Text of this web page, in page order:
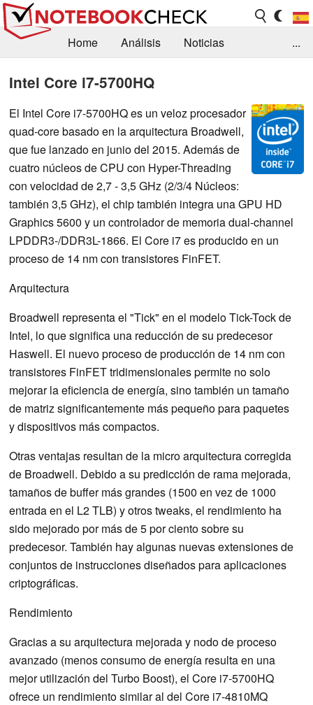
Home Análisis
Noticias
Contacto
...
Intel Core i7-5700HQ
El Intel Core i7-5700HQ es un veloz procesador
quad-core basado en la arquitectura Broadwell,
que fue lanzado en junio del 2015. Además de
cuatro núcleos de CPU con Hyper-Threading
con velocidad de 2,7 - 3,5 GHz (2/3/4 Núcleos:
también 3,5 GHz), el chip también integra una GPU HD
Graphics 5600 y un controlador de memoria dual-channel
LPDDR3-/DDR3L-1866. El Core i7 es producido en un
proceso de 14 nm con transistores FinFET.
Arquitectura
Broadwell representa el "Tick" en el modelo Tick-Tock de
Intel, lo que significa una reducción de su predecesor
Haswell. El nuevo proceso de producción de 14 nm con
transistores FinFET tridimensionales permite no solo
mejorar la eficiencia de energía, sino también un tamaño
de matriz significantemente más pequeño para paquetes
y dispositivos más compactos.
Otras ventajas resultan de la micro arquitectura corregida
de Broadwell. Debido a su predicción de rama mejorada,
tamaños de buffer más grandes (1500 en vez de 1000
entrada en el L2 TLB) y otros tweaks, el rendimiento ha
sido mejorado por más de 5 por ciento sobre su
predecesor. También hay algunas nuevas extensiones de
conjuntos de instrucciones diseñados para aplicaciones
criptográficas.
Rendimiento
Gracias a su arquitectura mejorada y nodo de proceso
avanzado (menos consumo de energía resulta en una
mejor utilización del Turbo Boost), el Core i7-5700HQ
ofrece un rendimiento similar al del Core i7-4810MQ